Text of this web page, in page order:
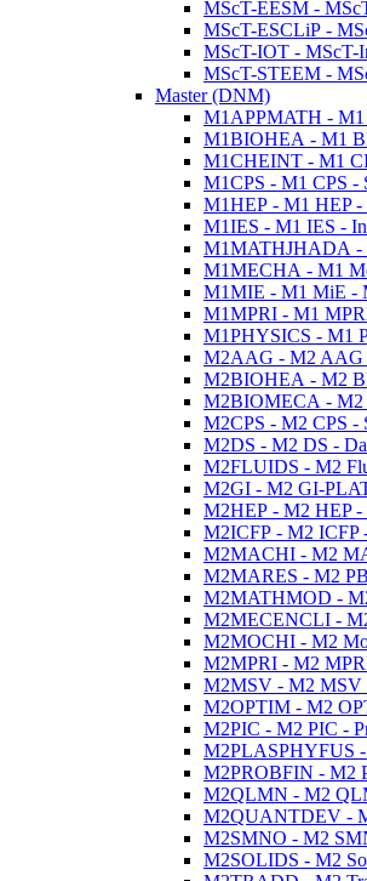
MScT-EESM -
MScT-ESCLiP -
MScT-IOT - MScT-
MScT-STEEM -
Master (DNM)
M1APPMATH - M1
M1BIOHEA - M1
M1CHEINT - M1
M1CPS - M1 CPS -
M1HEP - M1 HEP -
M1IES - M1 IES -
M1MATHJHADA -
M1MECHA - M1
M1MIE - M1 MiE -
M1MPRI - M1
M1PHYSICS - M1
M2AAG - M2 AAG
M2BIOHEA - M2
M2BIOMECA - M2
M2CPS - M2 CPS -
M2DS - M2 DS -
M2FLUIDS - M2
M2GI - M2 GI-
M2HEP - M2 HEP -
M2ICFP - M2 ICFP
M2MACHI - M2
M2MARES - M2
M2MATHMOD -
M2MECENCLI -
M2MOCHI - M2
M2MPRI - M2
M2MSV - M2 MSV
M2OPTIM - M2
M2PIC - M2 PIC -
M2PLASPHYFUS -
M2PROBFIN - M2
M2QLMN - M2
M2QUANTDEV -
M2SMNO - M2
M2SOLIDS - M2